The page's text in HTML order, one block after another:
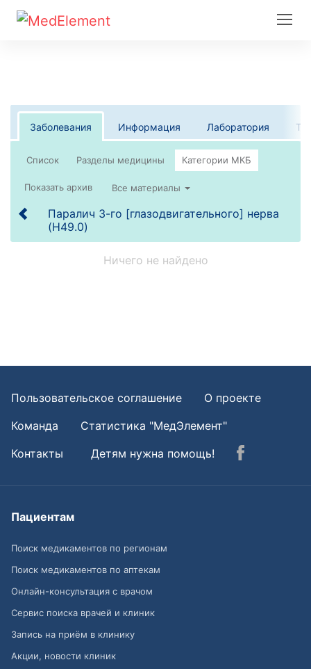
Заболевания Информация Лаборатория
Список
Все материалы
Паралич 3-го [глазодвигательного] нерва
(H49.0)
Ничего не найдено
Пользовательское соглашение
О проекте
Команда
Статистика "МедЭлемент"
Контакты
Детям нужна помощь!
Пациентам
Поиск медикаментов по регионам
Поиск медикаментов по аптекам
Онлайн-консультация с врачом
Сервис поиска врачей и клиник
Запись на приём в клинику
Акции, новости клиник